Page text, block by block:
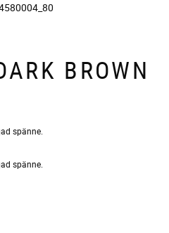
BROWN
spänne.
spänne.